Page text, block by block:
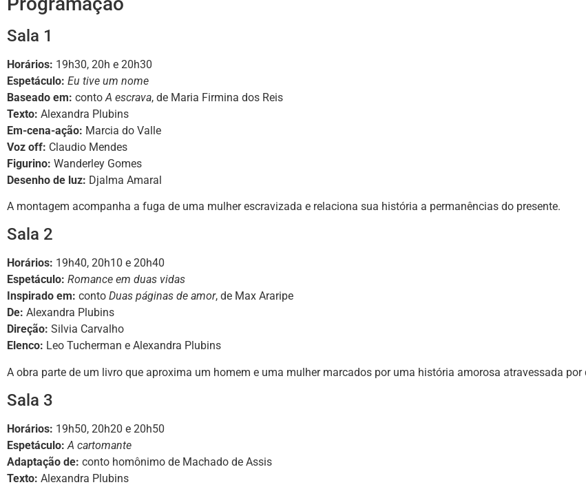
Sala 1
Horários: 19h30, 20h e 20h30
Espetáculo: Eu tive um nome
Baseado em: conto A escrava, de Maria Firmina dos Reis
Texto: Alexandra Plubins
Em-cena-ação: Marcia do Valle
Voz off: Claudio Mendes
Figurino: Wanderley Gomes
Desenho de luz: Djalma Amaral
A montagem acompanha a fuga de uma mulher escravizada e relaciona sua história a permanências do presente.
Sala 2
Horários: 19h40, 20h10 e 20h40
Espetáculo: Romance em duas vidas
Inspirado em: conto Duas páginas de amor, de Max Araripe
De: Alexandra Plubins
Direção: Silvia Carvalho
Elenco: Leo Tucherman e Alexandra Plubins
A obra parte de um livro que aproxima um homem e uma mulher marcados por uma história amorosa atravessada por
Sala 3
Horários: 19h50, 20h20 e 20h50
Espetáculo: A cartomante
Adaptação de: conto homônimo de Machado de Assis
Texto: Alexandra Plubins